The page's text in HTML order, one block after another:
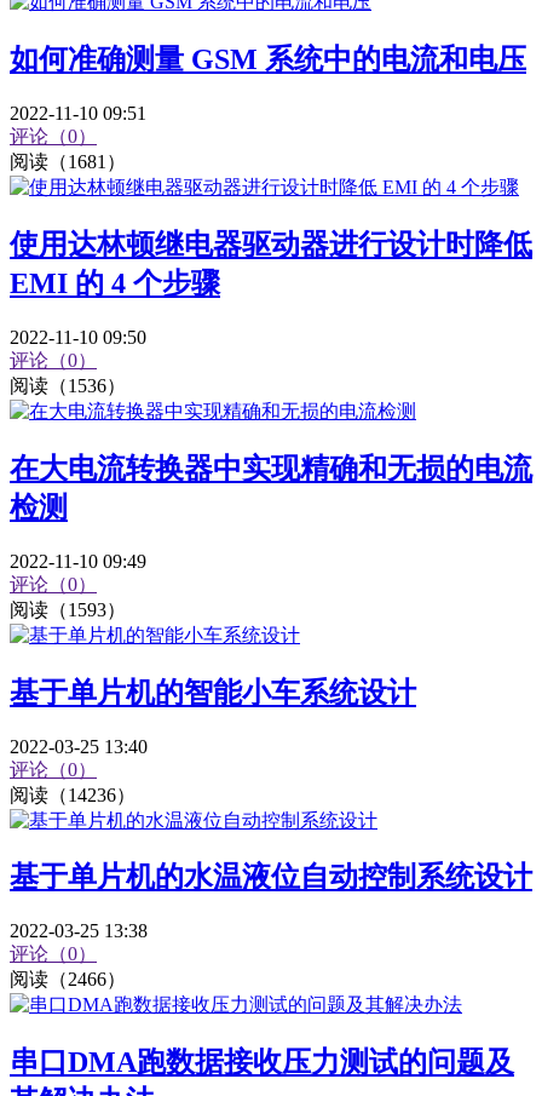
如何准确测量 GSM 系统中的电流和电压
2022-11-10 09:51
评论（0）
阅读（1681）
使用达林顿继电器驱动器进行设计时降低
EMI 的 4 个步骤
2022-11-10 09:50
评论（0）
阅读（1536）
在大电流转换器中实现精确和无损的电流
检测
2022-11-10 09:49
评论（0）
阅读（1593）
基于单片机的智能小车系统设计
2022-03-25 13:40
评论（0）
阅读（14236）
基于单片机的水温液位自动控制系统设计
2022-03-25 13:38
评论（0）
阅读（2466）
串口DMA跑数据接收压力测试的问题及